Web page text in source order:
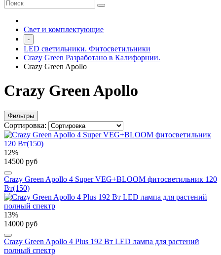
Свет и комплектующие
-
LED светильники. Фитосветильники
Crazy Green Разработано в Калифорнии.
Crazy Green Apollo
Crazy Green Apollo
Фильтры
Сортировка:
12%
14500 руб
Crazy Green Apollo 4 Super VEG+BLOOM фитосветильник 120
Вт(150)
13%
14000 руб
Crazy Green Apollo 4 Plus 192 Вт LED лампа для растений
полный спектр